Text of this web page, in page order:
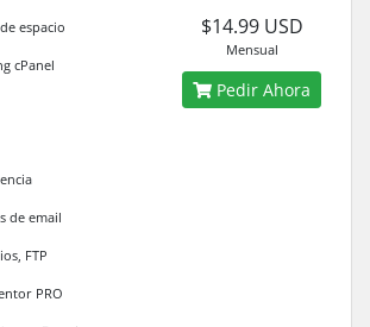
de espacio
cPanel
de email
FTP
PRO
$14.99 USD
Mensual
Pedir Ahora